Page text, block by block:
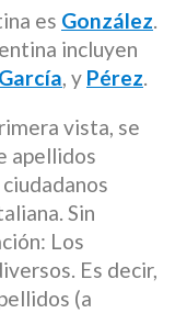
es González.
incluyen
García, y Pérez.
vista, se
apellidos
Sin
Los
Es decir,
(a